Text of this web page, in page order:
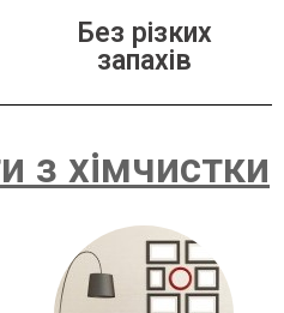
Без різких
запахів
з хімчистки